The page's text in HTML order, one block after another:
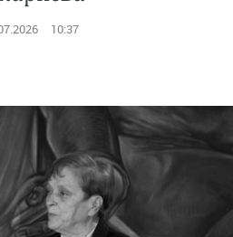
10:37